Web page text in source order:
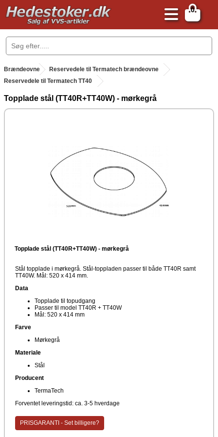
0
.
Brændeovne .
Reservedele til Termatech brændeovne
Reservedele til Termatech TT40
Topplade stål (TT40R+TT40W) - mørkegrå
Topplade stål (TT40R+TT40W) - mørkegrå
Stål topplade i mørkegrå. Stål-toppladen passer til både TT40R samt
TT40W. Mål: 520 x 414 mm.
Data
Topplade til topudgang
Passer til model TT40R + TT40W
Mål: 520 x 414 mm
Farve
Mørkegrå
Materiale
Stål
Producent
TermaTech
Forventet leveringstid: ca. 3-5 hverdage
PRISGARANTI - Set billigere?